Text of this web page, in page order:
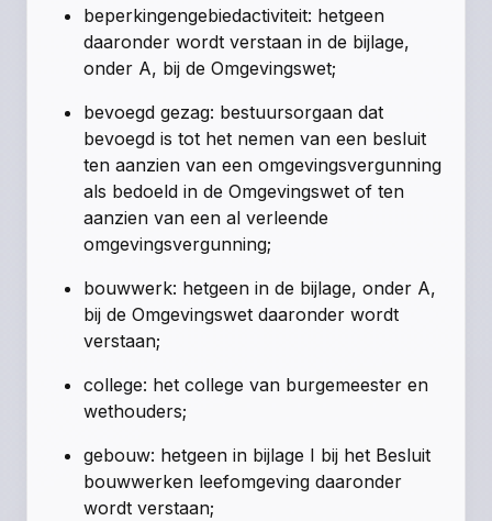
beperkingengebiedactiviteit: hetgeen
daaronder wordt verstaan in de bijlage,
onder A, bij de Omgevingswet;
bevoegd gezag: bestuursorgaan dat
bevoegd is tot het nemen van een besluit
ten aanzien van een omgevingsvergunning
als bedoeld in de Omgevingswet of ten
aanzien van een al verleende
omgevingsvergunning;
bouwwerk: hetgeen in de bijlage, onder A,
bij de Omgevingswet daaronder wordt
verstaan;
college: het college van burgemeester en
wethouders;
gebouw: hetgeen in bijlage I bij het Besluit
bouwwerken leefomgeving daaronder
wordt verstaan;